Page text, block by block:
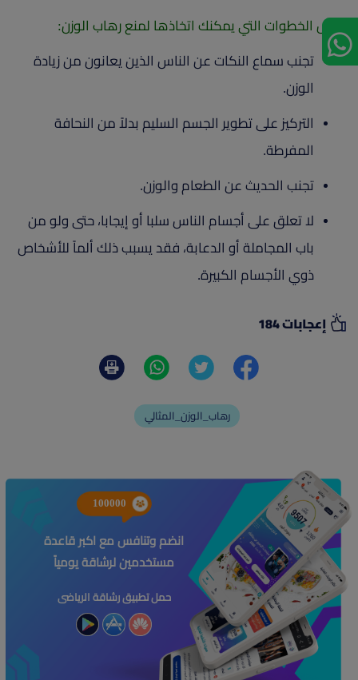
بعض الخطوات التي يمكنك اتخاذها لمنع رهاب الوزن:
تجنب سماع النكات عن الناس الذين يعانون من زيادة
الوزن.
التركيز على تطوير الجسم السليم بدلاً من النحافة
المفرطة.
تجنب الحديث عن الطعام والوزن.
لا تعلق على أجسام الناس سلبا أو إيجابا، حتى ولو من
باب المجاملة أو الدعابة، فقد يسبب ذلك ألماً للأشخاص
ذوي الأجسام الكبيرة.
إعجابات 184
رهاب_الوزن_المثالي
100000
انضم وتنافس مع اكبر قاعدة
مستخدمين لرشاقة يومياً
حمل تطبيق رشاقة الرياضى